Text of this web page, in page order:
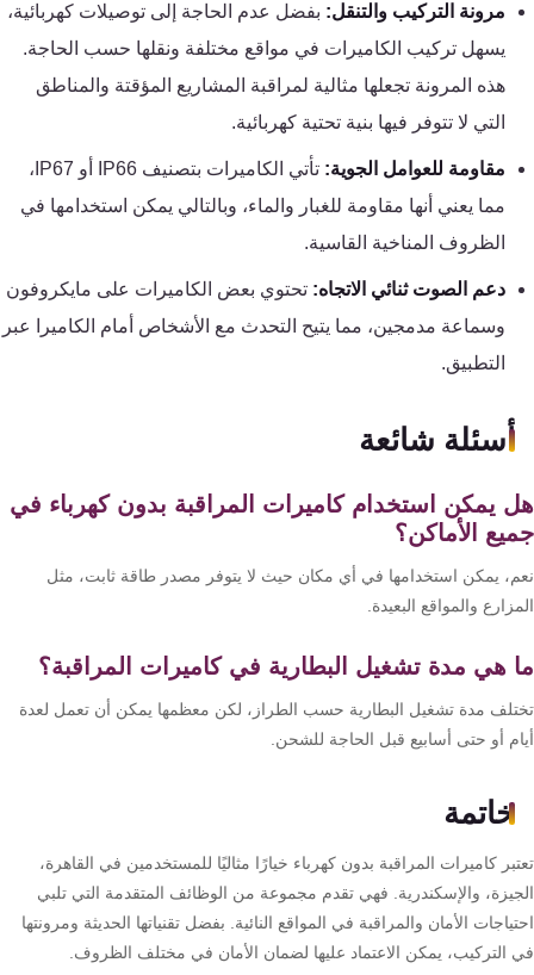
مرونة التركيب والتنقل: بفضل عدم الحاجة إلى توصيلات كهربائية،
يسهل تركيب الكاميرات في مواقع مختلفة ونقلها حسب الحاجة.
هذه المرونة تجعلها مثالية لمراقبة المشاريع المؤقتة والمناطق
التي لا تتوفر فيها بنية تحتية كهربائية.
مقاومة للعوامل الجوية:
تأتي الكاميرات بتصنيف IP66 أو IP67،
مما يعني أنها مقاومة للغبار والماء، وبالتالي يمكن استخدامها في
الظروف المناخية القاسية.
دعم الصوت ثنائي الاتجاه:تحتوي بعض الكاميرات على مايكروفون
وسماعة مدمجين، مما يتيح التحدث مع الأشخاص أمام الكاميرا عبر
التطبيق.
أسئلة شائعة
يمكن استخدام كاميرات المراقبة بدون كهرباء في
الأماكن؟
يمكن استخدامها في أي مكان حيث لا يتوفر مصدر طاقة ثابت، مثل
والمواقع البعيدة.
هي مدة تشغيل البطارية في كاميرات المراقبة؟
مدة تشغيل البطارية حسب الطراز، لكن معظمها يمكن أن تعمل لعدة
أو حتى أسابيع قبل الحاجة للشحن.
خاتمة
كاميرات المراقبة بدون كهرباء خيارًا مثاليًا للمستخدمين في القاهرة،
والإسكندرية. فهي تقدم مجموعة من الوظائف المتقدمة التي تلبي
الأمان والمراقبة في المواقع النائية. بفضل تقنياتها الحديثة ومرونتها
التركيب، يمكن الاعتماد عليها لضمان الأمان في مختلف الظروف.